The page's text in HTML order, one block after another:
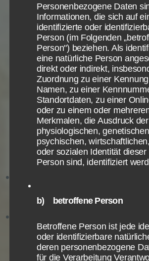
in Bezug auf die Vorbildfunktion des
scheint aus dem ganzen direkten
Abschnittes heraus die
zu sein, ebenso in Bezug zu dem,
seinem Brief an Timotheus sonst
Wenn sich Paulus´ Bewusstseins
aber auf sein Hier und Heute
Lehre unterstützen, dass wir
ans Ende unseres Lebens nichts als
sündigen.
In dem Fall gibt es zwei
Paulus´ und damit unseren
beging die schlimmsten
als den größten und ersten
unseres/seines Sünderseins ist
geistliches Wachstum so stark
er/wir jetzt erst erkennen
Eigentümer dieser
Zweck
Absicherung
Schutz
Cookie Name
PHPSESSID
Wir nutzen Cookies auf unserer Website.
und Ihre Erfahrung zu
Notwendig Info
Personenbezogene Daten
Informationen, die sich auf
identifizierte oder
Person (im Folgenden
Person") beziehen. Als
eine natürliche Person
direkt oder indirekt,
Zuordnung zu einer
Namen, zu einer
Standortdaten, zu einer
oder zu einem oder
Merkmalen, die Ausdruck
physiologischen,
psychischen,
oder sozialen Identität dieser
Person sind, identifiziert
b) betroffene Person
Betroffene Person ist jede
oder identifizierbare
deren personenbezogene
für die Verarbeitung